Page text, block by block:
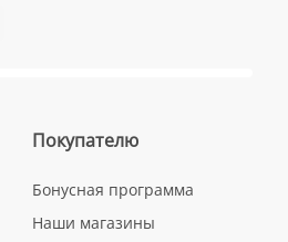
Покупателю
Бонусная программа
Наши магазины